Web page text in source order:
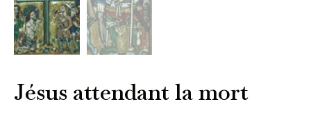
Jésus attendant la mort